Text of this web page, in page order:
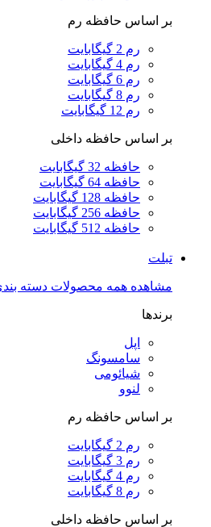
بر اساس حافظه رم
رم 2 گیگابایت
رم 4 گیگابایت
رم 6 گیگابایت
رم 8 گیگابایت
رم 12 گیگابایت
بر اساس حافظه داخلی
حافظه 32 گیگابایت
حافظه 64 گیگابایت
حافظه 128 گیگابایت
حافظه 256 گیگابایت
حافظه 512 گیگابایت
تبلت
مشاهده همه محصولات دسته بندی
برندها
اپل
سامسونگ
شیائومی
لنوو
بر اساس حافظه رم
رم 2 گیگابایت
رم 3 گیگابایت
رم 4 گیگابایت
رم 8 گیگابایت
بر اساس حافظه داخلی